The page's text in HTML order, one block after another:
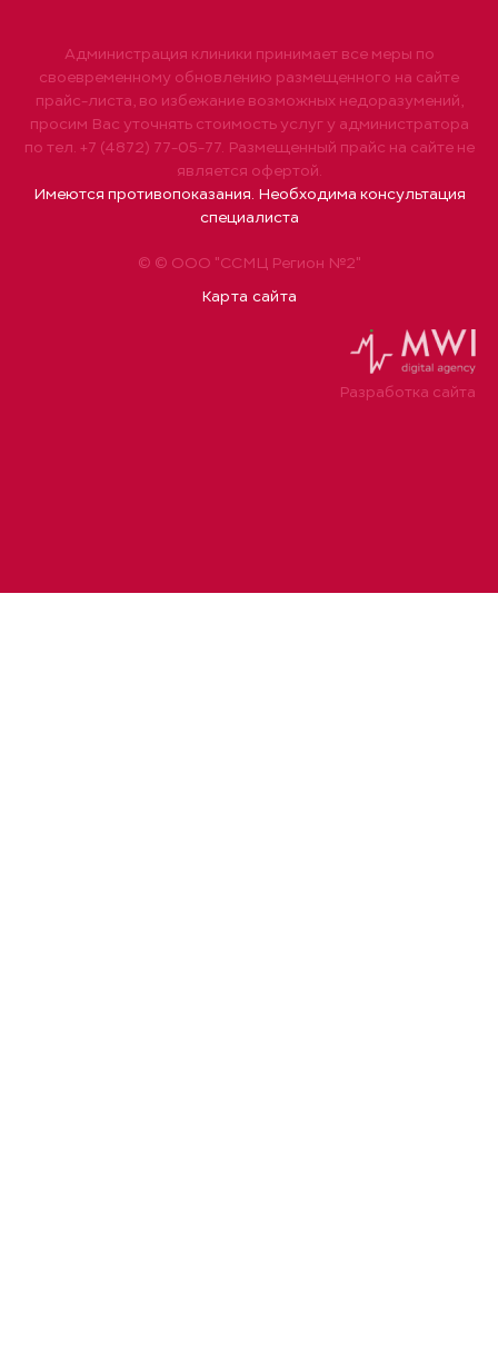
© © ООО "ССМЦ Регион №2"
Карта сайта
Администрация клиники принимает все меры по
своевременному обновлению размещенного на сайте
прайс-листа, во избежание возможных недоразумений,
просим Вас уточнять стоимость услуг у администратора
по тел. +7 (4872) 77-05-77. Размещенный прайс на сайте не
является офертой.
Имеются противопоказания. Необходима консультация
специалиста
Разработка сайта